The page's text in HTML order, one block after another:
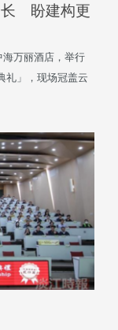
长 盼建构更
万丽酒店，举行
礼」，现场冠盖云